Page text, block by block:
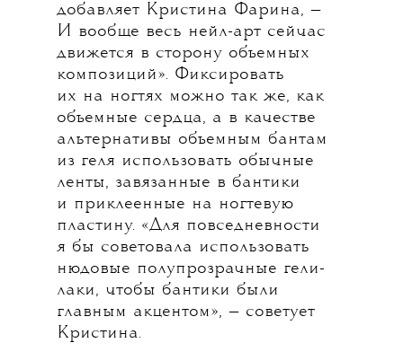
добавляет Кристина Фарина, —
И вообще весь нейл-арт сейчас
движется в сторону объемных
композиций». Фиксировать
их на ногтях можно так же, как
объемные сердца, а в качестве
альтернативы объемным бантам
из геля использовать обычные
ленты, завязанные в бантики
и приклеенные на ногтевую
пластину. «Для повседневности
я бы советовала использовать
нюдовые полупрозрачные гели-
лаки, чтобы бантики были
главным акцентом», — советует
Кристина.